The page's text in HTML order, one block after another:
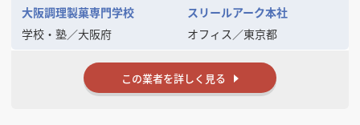
大阪調理製菓専門学校
学校・塾／大阪府
スリールアーク本社
オフィス ／東京都
この業者を詳しく見る